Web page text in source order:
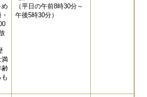
め
満
齢
（平日の午前8時30分～
午後5時30分）